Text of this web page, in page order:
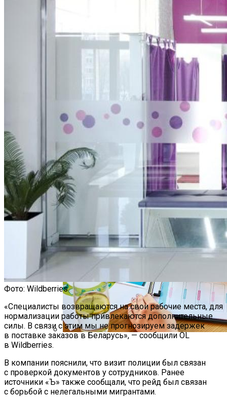
Какие Навыки Станут Ключевыми
Через 10 Лет И Как Подготовиться К Ним
Сегодня
Какие Кредиты Дают В Беларуси
На Китайские Автомобили
Шипы Или Липучка? Что Выбрать В
Условиях Российской Зимы?
7 Домашних Методов Для Улучшения
Памяти И Концентрации
Фото: Wildberries
«Специалисты возвращаются на свои рабочие места, для
нормализации работы привлекаются дополнительные
силы. В связи с этим мы не прогнозируем задержек
в поставке заказов в Беларусь», — сообщили OL
в Wildberries.
В компании пояснили, что визит полиции был связан
с проверкой документов у сотрудников. Ранее
источники «Ъ» также сообщали, что рейд был связан
с борьбой с нелегальными мигрантами.